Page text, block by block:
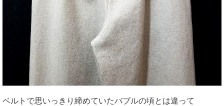
ベルトで思いっきり締めていたバブルの頃とは違って